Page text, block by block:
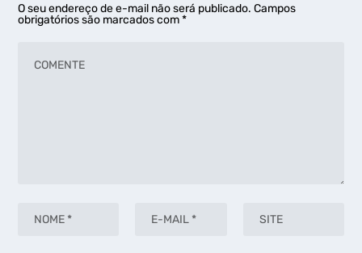
O seu endereço de e-mail não será publicado. Campos
obrigatórios são marcados com*